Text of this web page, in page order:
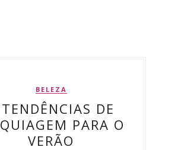
BELEZA
DE
PARA O
VERÃO